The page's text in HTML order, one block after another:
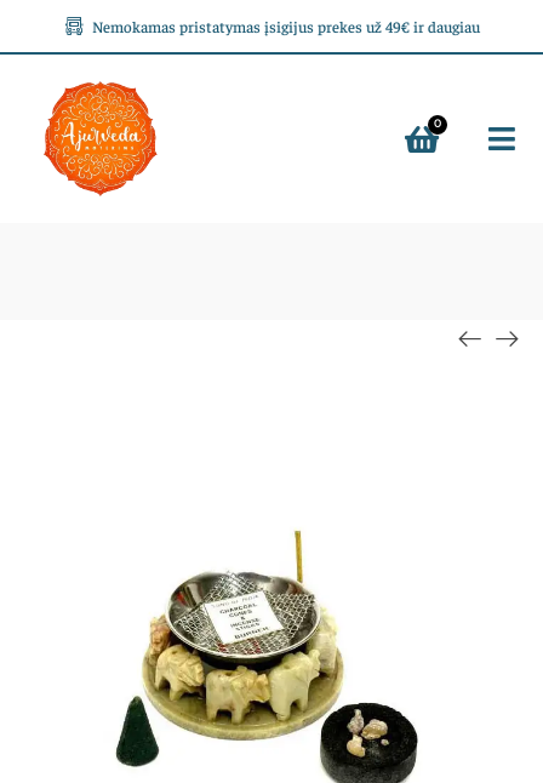
Nemokamas pristatymas įsigijus prekes už 49€ ir daugiau
0